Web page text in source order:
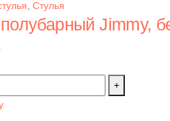
, Стулья
Jimmy,
+